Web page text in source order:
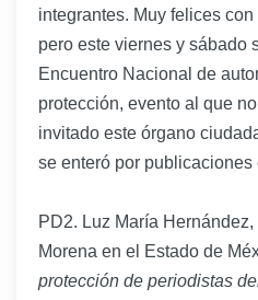
integrantes. Muy felices
pero este viernes y sábado
Encuentro Nacional de
protección, evento al que
invitado este órgano
se enteró por publicaciones
PD2. Luz María
Morena en el Estado de
protección de periodistas